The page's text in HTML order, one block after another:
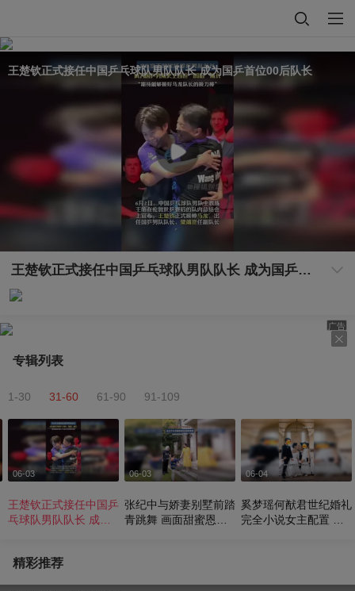
王楚钦正式接任中国乒乓球队男队队长 成为国乒首位00后队长
王楚钦正式接任中国乒乓球队男队队长 成为国乒首位00后队长
广告
专辑列表
1-30 31-60 61-90 91-109
06-03
王楚钦正式接任中国乒
乓球队男队队长 成为
06-03
张纪中与娇妻别墅前踏
青跳舞 画面甜蜜恩爱
06-04
奚梦瑶何猷君世纪婚礼
完全小说女主配置 从
精彩推荐